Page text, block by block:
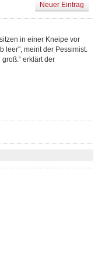
Neuer Eintrag
in einer Kneipe vor
leer", meint der Pessimist.
erklärt der